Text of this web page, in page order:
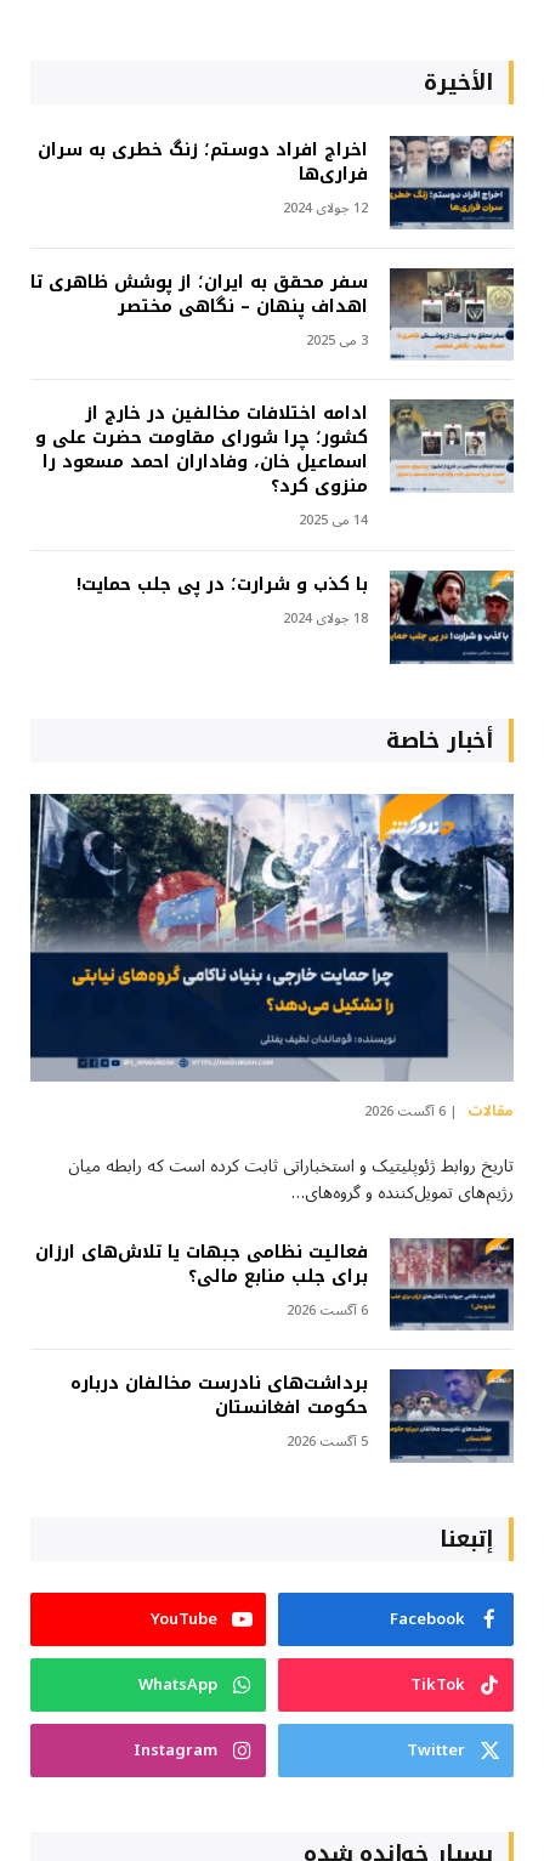
الأخيرة
اخراج افراد دوستم؛ زنگ خطری به سران
فراری‌ها
12 جولای 2024
سفر محقق به ایران؛ از پوشش ظاهری تا
اهداف پنهان – نگاهی مختصر
3 می 2025
ادامه اختلافات مخالفین در خارج از
کشور؛ چرا شورای مقاومت حضرت علی و
اسماعیل خان، وفاداران احمد مسعود را
منزوی کرد؟
14 می 2025
با کذب و شرارت؛ در پی جلب حمایت!
18 جولای 2024
أخبار خاصة
مقالات 6 آگست 2026
تاریخ روابط ژئوپلیتیک و استخباراتی ثابت کرده است که رابطه میان
رژیم‌های تمویل‌کننده و گروه‌های…
فعالیت نظامی جبهات یا تلاش‌های ارزان
برای جلب منابع مالی؟
6 آگست 2026
برداشت‌های نادرست مخالفان درباره
حکومت افغانستان
5 آگست 2026
إتبعنا
Facebook
YouTube
TikTok
WhatsApp
Twitter
Instagram